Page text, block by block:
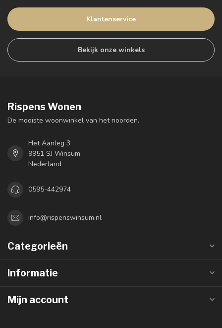
Klantenservice
Bekijk onze winkels
Rispens Wonen
De mooiste woonwinkel van het noorden.
Het Aanleg 3
9951 SJ Winsum
Nederland
0595-442974
info@rispenswinsum.nl
Categorieën
Informatie
Mijn account